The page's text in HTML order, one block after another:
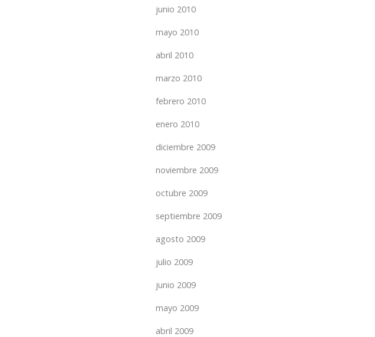
junio 2010
mayo 2010
abril 2010
marzo 2010
febrero 2010
enero 2010
diciembre 2009
noviembre 2009
octubre 2009
septiembre 2009
agosto 2009
julio 2009
junio 2009
mayo 2009
abril 2009